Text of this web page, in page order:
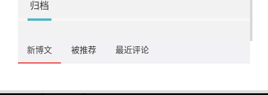
归档
新博文 被推荐 最近评论